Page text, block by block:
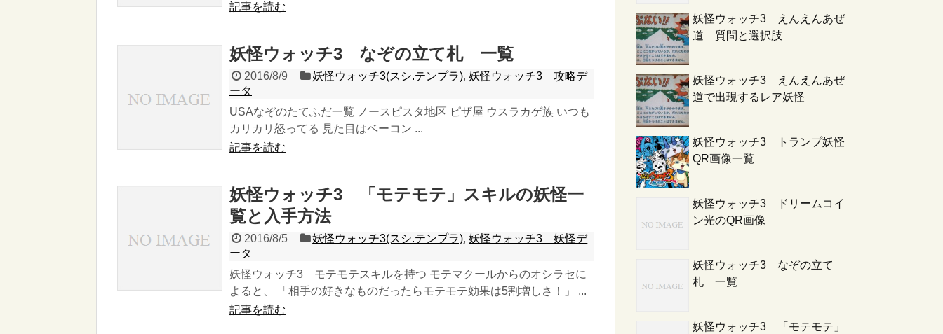
記事を読む
妖怪ウォッチ3 なぞの立て札 一覧
2016/8/9 妖怪ウォッチ3(スシ.テンプラ),妖怪ウォッチ3 攻略デ
ータ
USAなぞのたてふだ一覧 ノースピスタ地区 ピザ屋 ウスラカゲ族 いつも
カリカリ怒ってる 見た目はベーコン ...
記事を読む
妖怪ウォッチ3 「モテモテ」スキルの妖怪一
覧と入手方法
2016/8/5 妖怪ウォッチ3(スシ.テンプラ),妖怪ウォッチ3 妖怪デ
ータ
妖怪ウォッチ3 モテモテスキルを持つ モテマクールからのオシラセに
よると、 「相手の好きなものだったらモテモテ効果は5割増しさ！」 ...
記事を読む
妖怪ウォッチ3 えんえんあぜ
道 質問と選択肢
妖怪ウォッチ3 えんえんあぜ
道で出現するレア妖怪
妖怪ウォッチ3 トランプ妖怪
QR画像一覧
妖怪ウォッチ3 ドリームコイ
ン光のQR画像
妖怪ウォッチ3 なぞの立て
札 一覧
妖怪ウォッチ3 「モテモテ」